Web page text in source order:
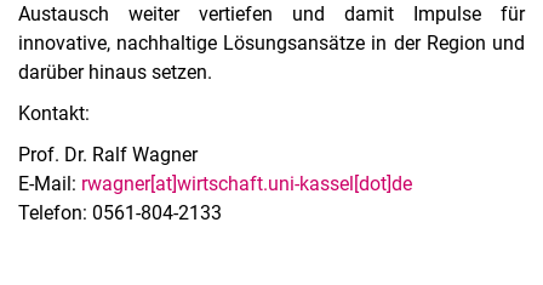
Austausch weiter vertiefen und damit Impulse für
innovative, nachhaltige Lösungsansätze in der Region und
darüber hinaus setzen.
Kontakt:
Prof. Dr. Ralf Wagner
E-Mail: rwagner[at]wirtschaft.uni-kassel[dot]de
Telefon: 0561-804-2133